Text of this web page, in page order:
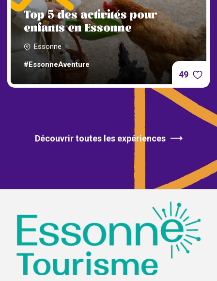
Top 5 des activités pour
enfants en Essonne
Essonne
#EssonneAventure
49
Découvrir toutes les expériences